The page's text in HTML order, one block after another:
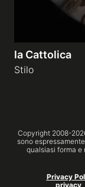
la Cattolica
Stilo
Copyright 2008-
sono
qualsiasi forma e
Privacy
privacy